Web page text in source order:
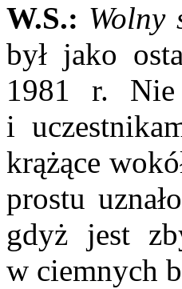
W.S.: Wolny
był jako
1981 r. Nie
i
krążące
prostu
gdyż jest
w ciemnych